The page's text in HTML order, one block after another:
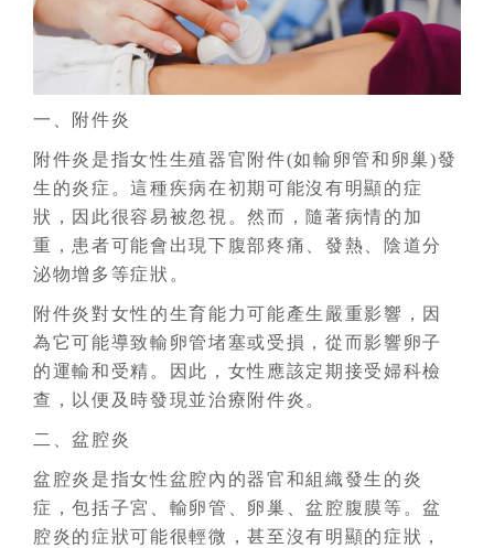
一、附件炎
附件炎是指女性生殖器官附件(如輸卵管和卵巢)發
生的炎症。這種疾病在初期可能沒有明顯的症
狀，因此很容易被忽視。然而，隨著病情的加
重，患者可能會出現下腹部疼痛、發熱、陰道分
泌物增多等症狀。
附件炎對女性的生育能力可能產生嚴重影響，因
為它可能導致輸卵管堵塞或受損，從而影響卵子
的運輸和受精。因此，女性應該定期接受婦科檢
查，以便及時發現並治療附件炎。
二、盆腔炎
盆腔炎是指女性盆腔內的器官和組織發生的炎
症，包括子宮、輸卵管、卵巢、盆腔腹膜等。盆
腔炎的症狀可能很輕微，甚至沒有明顯的症狀，